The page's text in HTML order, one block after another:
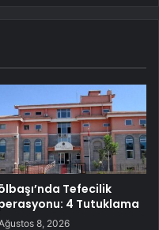
Tefecilik
4 Tutuklama
8, 2026